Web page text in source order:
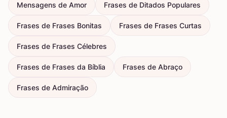
Mensagens de Amor Frases de Ditados Populares
Frases de Frases Bonitas Frases de Frases Curtas
Frases de Frases Célebres
Frases de Frases da Bíblia Frases de Abraço
Frases de Admiração